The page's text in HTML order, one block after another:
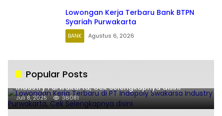
Lowongan Kerja Terbaru Bank BTPN
Syariah Purwakarta
BANK Agustus 6, 2026
Popular Posts
Lowongan Kerja Terbaru di PT Indopoly Swakarsa
Industry Purwakarta, Cek Selengkapnya disini
Juli 8, 2025 36081